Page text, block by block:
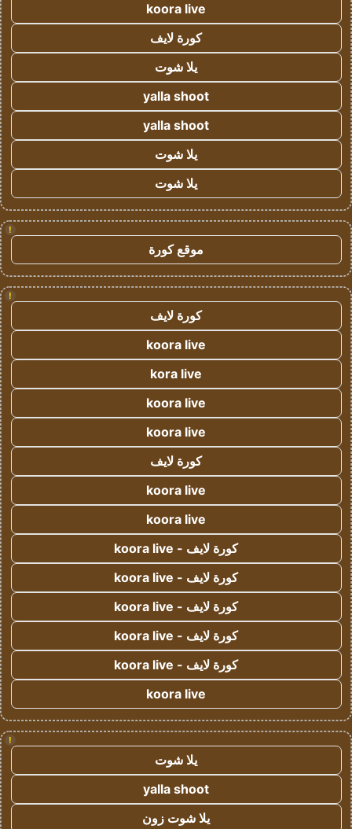
koora live
كورة لايف
يلا شوت
yalla shoot
yalla shoot
يلا شوت
يلا شوت
!
موقع كورة
!
كورة لايف
koora live
kora live
koora live
koora live
كورة لايف
koora live
koora live
كورة لايف - koora live
كورة لايف - koora live
كورة لايف - koora live
كورة لايف - koora live
كورة لايف - koora live
koora live
!
يلا شوت
yalla shoot
يلا شوت زون